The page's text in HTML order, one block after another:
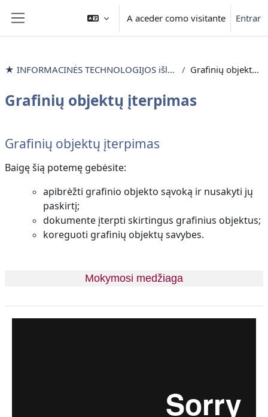
A aceder como visitante Entrar
★ INFORMACINĖS TECHNOLOGIJOS išlyginamieji mokymai Grafinių objektų įterpimas
Grafinių objektų įterpimas
Lista de secções
Grafinių objektų įterpimas
Baigę šią potemę gebėsite:
apibrėžti grafinio objekto sąvoką ir nusakyti jų
paskirtį;
dokumente įterpti skirtingus grafinius objektus;
koreguoti grafinių objektų savybes.
Mokymosi medžiaga